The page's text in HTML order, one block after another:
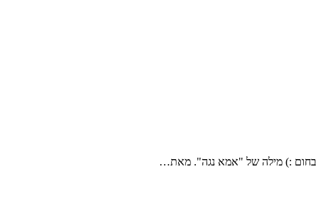
בחום :) מילה של "אמא נגה". מאת…